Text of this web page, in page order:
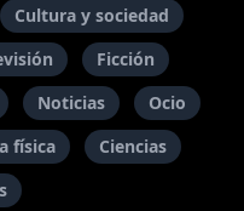
Cultura y sociedad
Ficción
Noticias
Ocio
física
Ciencias